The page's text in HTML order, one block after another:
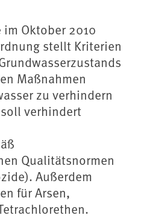
Oktober 2010
stellt Kriterien
Maßnahmen
zu verhindern
verhindert
Qualitätsnormen
Außerdem
für Arsen,